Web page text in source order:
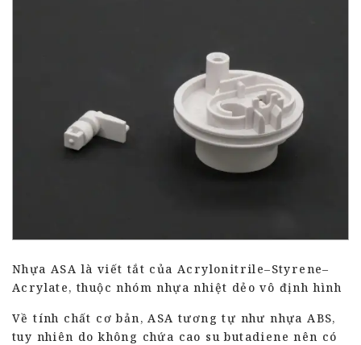
Nhựa ASA là viết tắt của Acrylonitrile–Styrene–
Acrylate, thuộc nhóm nhựa nhiệt dẻo vô định hình
Về tính chất cơ bản, ASA tương tự như nhựa ABS,
tuy nhiên do không chứa cao su butadiene nên có